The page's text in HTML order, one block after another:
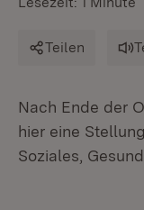
Teilen
Nach Ende der
hier eine
Soziales,